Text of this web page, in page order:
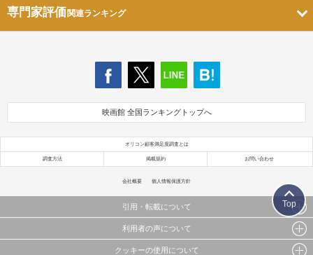
専門家評価関連ランキング
映画館 全国ランキングトップへ
オリコン顧客満足度調査とは
調査方法 掲載規約 お問い合わせ
会社概要 個人情報保護方針
引用・転載について
当サイトで公開されている情報（文字、写真、イラスト、画像データ等）及びこれらの配置・
利用者の声について
当サイトに掲載している内容はすべてサービスの利用者が提出された見解・感想です。
クッキーの使用について
Top